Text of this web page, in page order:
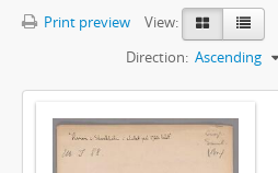
Print preview
View:
Direction: Ascending